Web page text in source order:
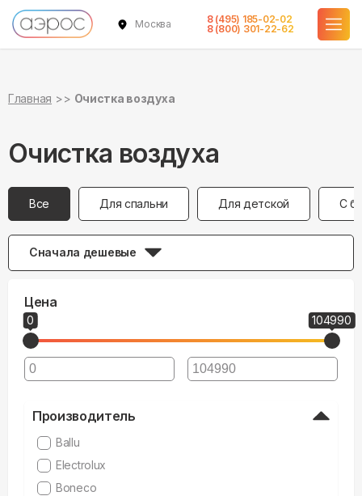
Москва
8 (495) 185-02-02
8 (800) 301-22-62
Главная Очистка воздуха
Очистка воздуха
Все Для спальни Для детской С
Сначала дешевые
Цена
0 104990
Производитель
Ballu
Electrolux
Boneco